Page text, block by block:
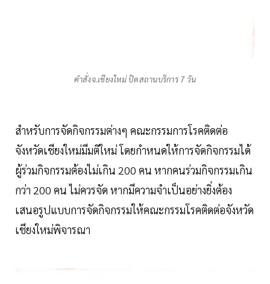
คำสั่งจ.เชียงใหม่ ปิดสถานบริการ 7 วัน
สำหรับการจัดกิจกรรมต่างๆ คณะกรรมการโรคติดต่อ
จังหวัดเชียงใหม่มีมติใหม่ โดยกำหนดให้การจัดกิจกรรมได้
ผู้ร่วมกิจกรรมต้องไม่เกิน 200 คน หากคนร่วมกิจกรรมเกิน
กว่า 200 คน ไม่ควรจัด หากมีความจำเป็นอย่างยิ่งต้อง
เสนอรูปแบบการจัดกิจกรรมให้คณะกรรมโรคติดต่อจังหวัด
เชียงใหม่พิจารณา